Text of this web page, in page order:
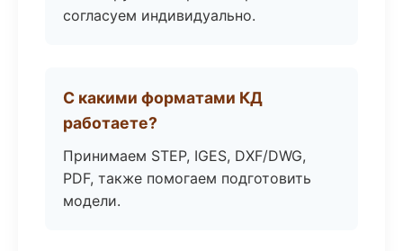
согласуем индивидуально.
С какими форматами КД
работаете?
Принимаем STEP, IGES, DXF/DWG,
PDF, также помогаем подготовить
модели.